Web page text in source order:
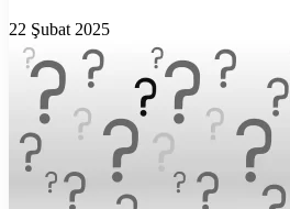
22 Şubat 2025